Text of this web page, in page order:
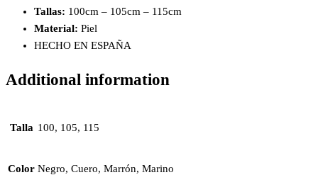
Tallas: 100cm – 105cm – 115cm
Material: Piel
HECHO EN ESPAÑA
Additional information
Talla 100, 105, 115
Color Negro, Cuero, Marrón, Marino